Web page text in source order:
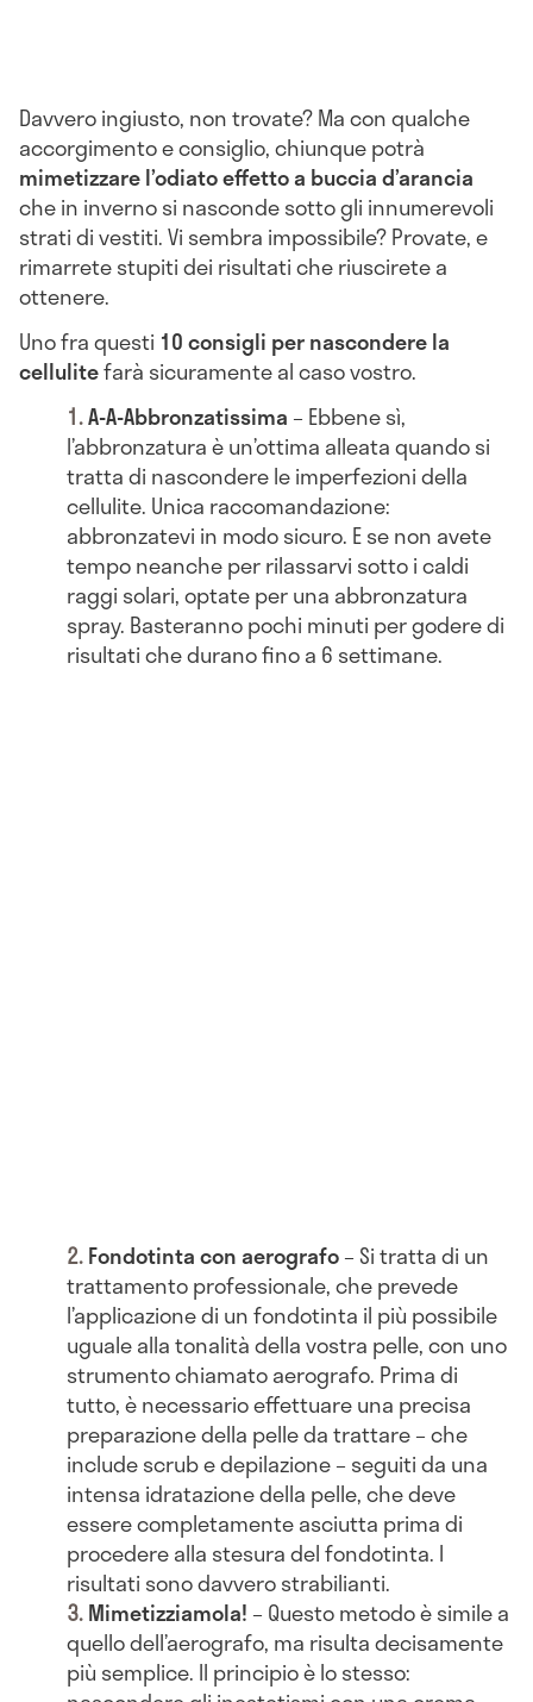
Davvero ingiusto, non trovate? Ma con qualche
accorgimento e consiglio, chiunque potrà
mimetizzare l’odiato effetto a buccia d’arancia
che in inverno si nasconde sotto gli innumerevoli
strati di vestiti. Vi sembra impossibile? Provate, e
rimarrete stupiti dei risultati che riuscirete a
ottenere.
Uno fra questi 10 consigli per nascondere la
cellulitefarà sicuramente al caso vostro.
A-A-Abbronzatissima – Ebbene sì,
l’abbronzatura è un’ottima alleata quando si
tratta di nascondere le imperfezioni della
cellulite. Unica raccomandazione:
abbronzatevi in modo sicuro. E se non avete
tempo neanche per rilassarvi sotto i caldi
raggi solari, optate per una abbronzatura
spray. Basteranno pochi minuti per godere di
risultati che durano fino a 6 settimane.
Fondotinta con aerografo– Si tratta di un
trattamento professionale, che prevede
l’applicazione di un fondotinta il più possibile
uguale alla tonalità della vostra pelle, con uno
strumento chiamato aerografo. Prima di
tutto, è necessario effettuare una precisa
preparazione della pelle da trattare – che
include scrub e depilazione – seguiti da una
intensa idratazione della pelle, che deve
essere completamente asciutta prima di
procedere alla stesura del fondotinta. I
risultati sono davvero strabilianti.
Mimetizziamola! – Questo metodo è simile a
quello dell’aerografo, ma risulta decisamente
più semplice. Il principio è lo stesso: